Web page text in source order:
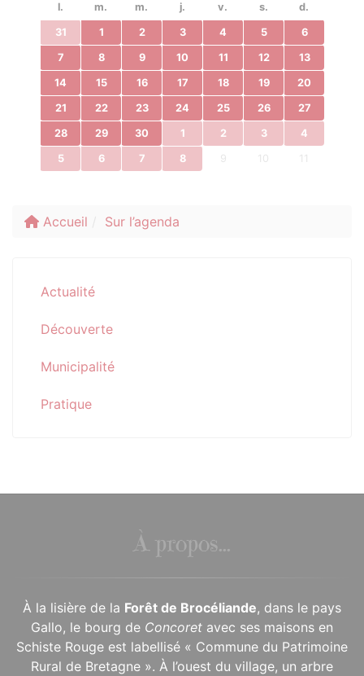
l.
m. m. j. v. s. d.
31 1 2 3 4 5 6
7 8 9 10 11 12 13
14 15 16 17 18 19 20
21 22 23 24 25 26 27
28 29 30 1 2 3 4
5 6 7 8 9 10
Accueil Sur l’agenda
Actualité
Découverte
Municipalité
Pratique
À propos...
À la lisière de la Forêt de Brocéliande, dans le pays
Gallo, le bourg de Concoret avec ses maisons en
Schiste Rouge est labellisé « Commune du Patrimoine
Rural de Bretagne ». À l’ouest du village, un arbre